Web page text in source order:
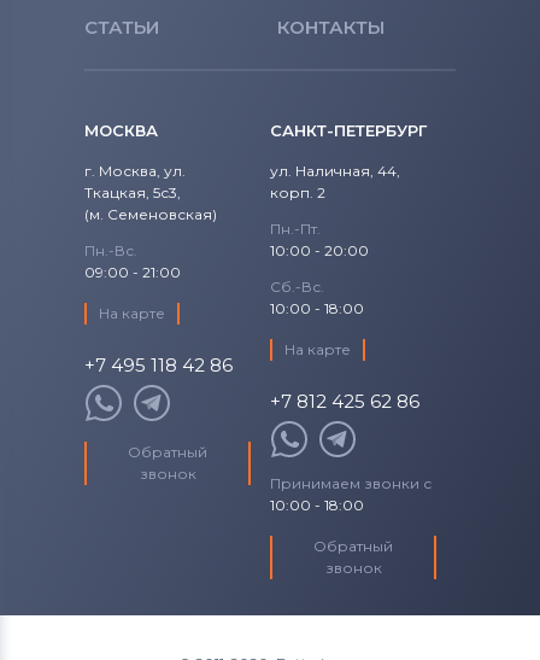
СТАТЬИ
КОНТАКТЫ
МОСКВА
г. Москва, ул.
Ткацкая, 5с3,
(м. Семеновская)
Пн.-Вс.
09:00 - 21:00
На карте
+7 495 118 42 86
Обратный
звонок
САНКТ-ПЕТЕРБУРГ
ул. Наличная, 44,
корп. 2
Пн.-Пт.
10:00 - 20:00
Сб.-Вс.
10:00 - 18:00
На карте
+7 812 425 62 86
Принимаем звонки с
10:00 - 18:00
Обратный
звонок